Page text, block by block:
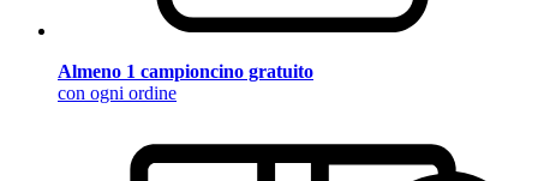
Almeno 1 campioncino gratuito
con ogni ordine